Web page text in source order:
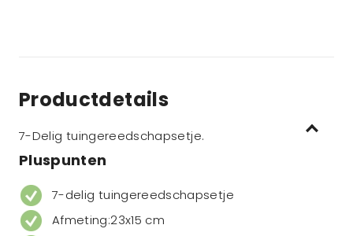
Productdetails
7-Delig tuingereedschapsetje.
Pluspunten
7-delig tuingereedschapsetje
Afmeting:23x15 cm